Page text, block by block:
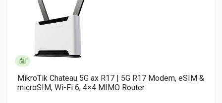
MikroTik Chateau 5G ax R17 | 5G R17 Modem, eSIM &
microSIM, Wi-Fi 6, 4×4 MIMO Router